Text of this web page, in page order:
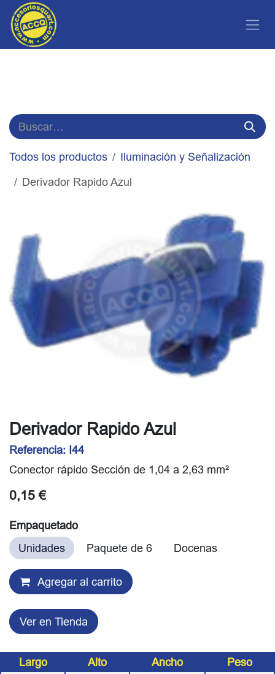
Ir al contenido
Todos los productos
Iluminación y Señalización
Derivador Rapido Azul
Derivador Rapido Azul
Referencia: I44
Conector rápido Sección de 1,04 a 2,63 mm²
0,15 €
Empaquetado
Unidades
Paquete de 6 Docenas
Agregar al carrito
Ver en Tienda
Largo Alto Ancho
Peso